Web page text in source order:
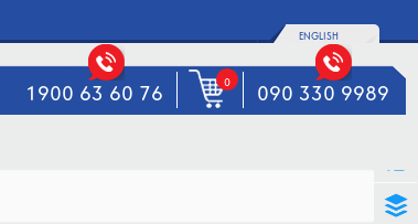
ENGLISH
1900 63 60 76 0 090 330 9989